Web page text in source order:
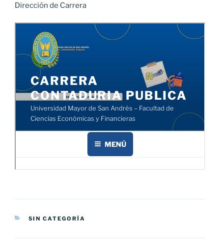
Dirección de Carrera
CATEGORÍAS
SIN CATEGORÍA